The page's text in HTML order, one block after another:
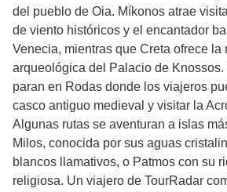
del pueblo de Oia. Míkonos atrae
de viento históricos y el encantador
Venecia, mientras que Creta ofrece la
arqueológica del Palacio de
paran en Rodas donde los viajeros
casco antiguo medieval y visitar la
Algunas rutas se aventuran a islas
Milos, conocida por sus aguas
blancos llamativos, o Patmos con su
religiosa. Un viajero de TourRadar